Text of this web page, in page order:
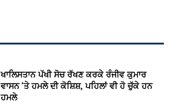
ਖਾਲਿਸਤਾਨ ਪੱਖੀ ਸੋਚ ਰੱਖਣ ਕਰਕੇ ਰੰਜੀਵ ਕੁਮਾਰ
ਵਾਸਨ ‘ਤੇ ਹਮਲੇ ਦੀ ਕੋਸ਼ਿਸ਼, ਪਹਿਲਾਂ ਵੀ ਹੋ ਚੁੱਕੇ ਹਨ
ਹਮਲੇ